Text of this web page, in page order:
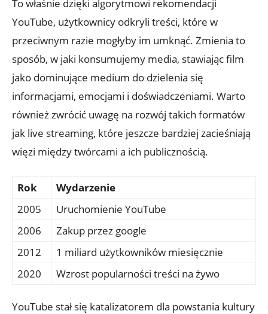
To właśnie dzięki algorytmowi rekomendacji
YouTube, użytkownicy odkryli treści, które w
przeciwnym razie mogłyby im umknąć. Zmienia to
sposób, w jaki konsumujemy media, stawiając film
jako dominujące medium do dzielenia się
informacjami, emocjami i doświadczeniami. Warto
również zwrócić uwagę na rozwój takich formatów
jak live streaming, które jeszcze bardziej zacieśniają
więzi między twórcami a ich publicznością.
Rok
Wydarzenie
2005
Uruchomienie YouTube
2006
Zakup przez google
2012
1 miliard użytkowników miesięcznie
2020
Wzrost popularności treści na żywo
YouTube stał się katalizatorem dla powstania kultury